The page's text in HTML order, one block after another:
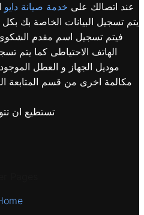
عند اتصالك على خدمة صيانة دايو
يتم تسجيل البيانات الخاصة بك
فيتم تسجيل اسم مقدم
الهاتف الاحتياطى كما يتم
موديل الجهاز و العطل
مكالمة اخرى من قسم المتابعة
تستطيع ان